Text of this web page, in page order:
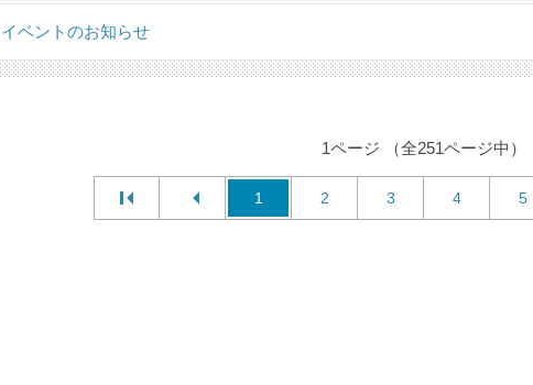
イベントのお知らせ
1ページ （全251ページ中）
1 2 3 4 5